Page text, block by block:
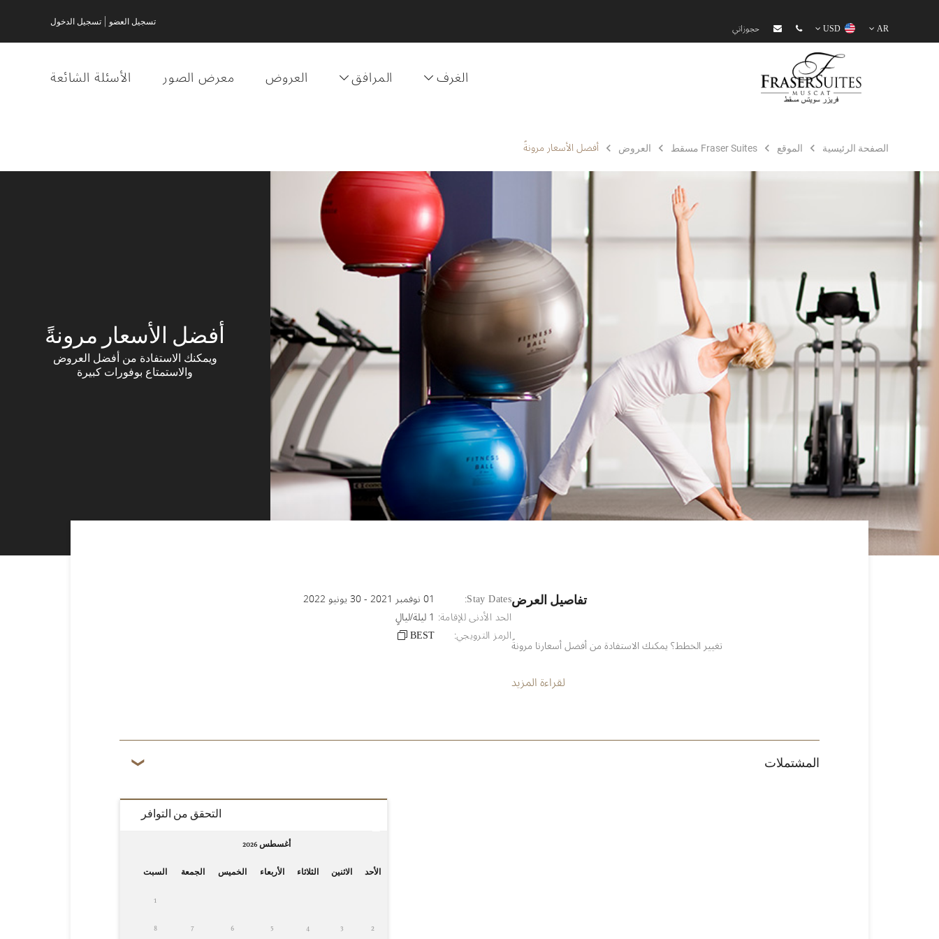
AR
USD حجوزاتي تسجيل العضو تسجيل الدخول
الغرف المرافق العروض معرض الصور الأسئلة الشائعة
الصفحة الرئيسية الموقع Fraser Suites مسقط العروض أفضل الأسعار مرونةً
أفضل الأسعار مرونةً
ويمكنك الاستفادة من أفضل العروض
والاستمتاع بوفورات كبيرة
تفاصيل العرض
تغيير الخطط؟ يمكنك الاستفادة من أفضل أسعارنا مرونةً
لقراءة المزيد
Stay Dates:
01 نوفمبر 2021 - 30 يونيو 2022
الحد الأدنى للإقامة: 1 ليلة/ليالٍ
الرمز الترويجي:
BEST
المشتملات
التحقق من التوافر
أغسطس 2026
الأحد الاثنين الثلاثاء الأربعاء الخميس الجمعة السبت
1
2
3
4
5
6
7
8